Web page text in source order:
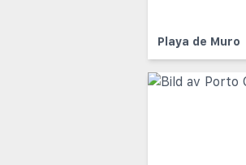
Playa de Muro